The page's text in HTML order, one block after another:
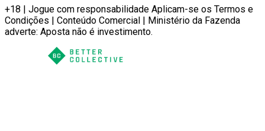
+18 | Jogue com responsabilidade Aplicam-se os Termos e
Condições | Conteúdo Comercial | Ministério da Fazenda
adverte: Aposta não é investimento.